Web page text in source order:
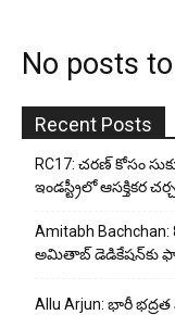
No posts
Recent Posts
RC17: చరణ్ కోసం
ఇండస్ట్రీలో ఆసక్తికర
Amitabh
అమితాబ్ డెడికేషన్‌కు
Allu Arjun: భారీ భద్రత